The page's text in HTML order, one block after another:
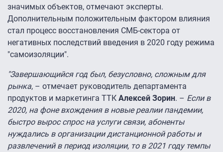
значимых объектов, отмечают эксперты.
Дополнительным положительным фактором влияния
стал процесс восстановления СМБ-сектора от
негативных последствий введения в 2020 году режима
"самоизоляции".
"Завершающийся год был, безусловно, сложным для
рынка, – отмечает руководитель департамента
продуктов и маркетинга ТТК Алексей Зорин. – Если в
2020, на фоне вхождения в новые реалии пандемии,
быстро вырос спрос на услуги связи, абоненты
нуждались в организации дистанционной работы и
развлечений в период изоляции, то в 2021 году темпы